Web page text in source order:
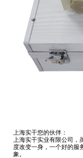
上海实干您的伙伴：
上海实干实业有限公司
度改变一身，一个好的服
象。